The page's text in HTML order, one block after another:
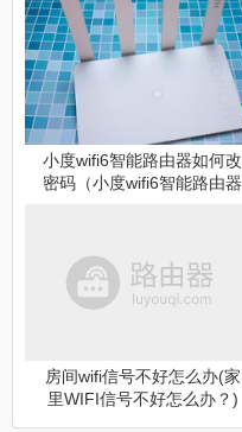
小度wifi6智能路由器如何改
密码（小度wifi6智能路由器
房间wifi信号不好怎么办(家
里WIFI信号不好怎么办？)